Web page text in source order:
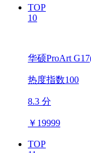
TOP
10
华硕ProArt
热度指数100
8.3 分
￥ 19999
TOP